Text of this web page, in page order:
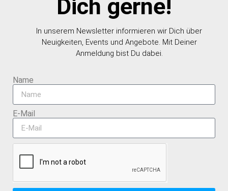
Dich gerne!
In unserem Newsletter informieren wir Dich über
Neuigkeiten, Events und Angebote. Mit Deiner
Anmeldung bist Du dabei.
Name
E-Mail